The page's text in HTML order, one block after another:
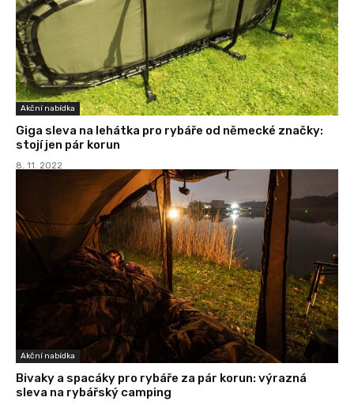
Akční nabídka
Giga sleva na lehátka pro rybáře od německé značky:
stojí jen pár korun
8. 11. 2022
Akční nabídka
Bivaky a spacáky pro rybáře za pár korun: výrazná
sleva na rybářský camping